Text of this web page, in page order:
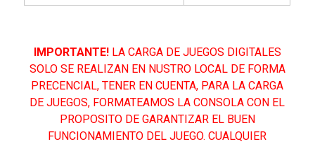
IMPORTANTE! LA CARGA DE JUEGOS DIGITALES
SOLO SE REALIZAN EN NUSTRO LOCAL DE FORMA
PRECENCIAL, TENER EN CUENTA, PARA LA CARGA
DE JUEGOS, FORMATEAMOS LA CONSOLA CON EL
PROPOSITO DE GARANTIZAR EL BUEN
FUNCIONAMIENTO DEL JUEGO. CUALQUIER